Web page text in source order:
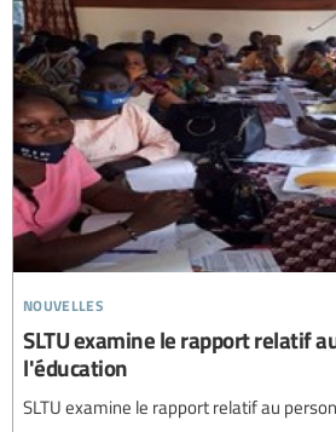
nouvelles
SLTU examine le rapport relatif
l'éducation
SLTU examine le rapport relatif au